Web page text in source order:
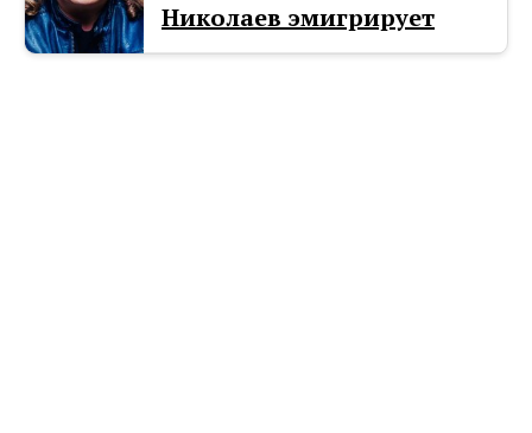
Николаев эмигpирует